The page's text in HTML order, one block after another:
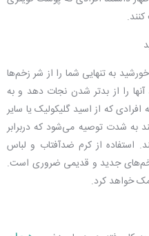
به تنهایی شما را از شر زخم‌ها
را از بدتر شدن نجات دهد و به
که از اسید گلیکولیک یا سایر
به شدت توصیه می‌شود که دربرابر
استفاده از کرم ضدآفتاب و لباس
های جدید و قدیمی ضروری است.
خواهد کرد.